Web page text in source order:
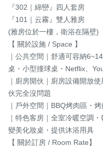
『302｜綿巒』四人套房
『101｜云霧』雙人雅房
(雅房位於一樓，衛浴在隔壁)
【 關於設施 / Space 】
｜公共空間｜舒適可容納
桌・小型撞球桌・Netflix、
｜廚房開伙｜廚房設備開放
伙完全沒問題
｜戶外空間｜BBQ烤肉區・
｜特色客房｜全室冷暖空調
變美化妝桌・提供沐浴用具
【 關於訂房 / Room Rate】